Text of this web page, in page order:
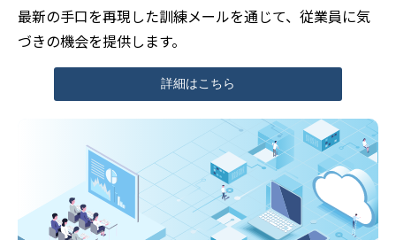
最新の手口を再現した訓練メールを通じて、従業員に気
づきの機会を提供します。
詳細はこちら